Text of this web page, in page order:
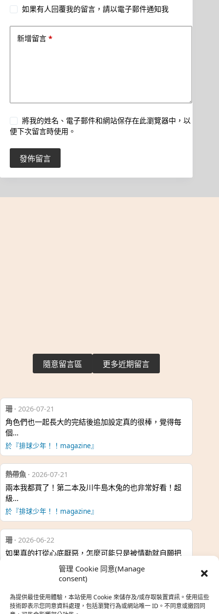
管理 Cookie 同意(Manage
consent)
為提供最佳使用體驗，本站使用 Cookie 來儲存及/或存取裝置資訊。使用這些
技術即表示您同意資料處理，包括瀏覽行為或網站唯一 ID。不同意或撤回同
如果有人回覆我的留言，請以電子郵件通知我
新增留言 *
將我的姓名、電子郵件和網站保存在此瀏覽器中，以
便下次留言時使用。
發佈留言
隨意留言區 更多近期留言
珊· 2026-07-21
角色們也一起長大的完結後追加設定真的很棒，覺得每
個…
於『排球少年！！magazine』
熱帶魚 · 2026-07-21
兩本我都買了！第二本及川牛島木兔的也非常好看！超
級…
於『排球少年！！magazine』
珊· 2026-06-22
如果真的打從心底厭惡，怎麼可能只是被情勒就自願把
熱帶魚·2026-06-22